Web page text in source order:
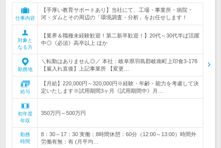
仕事内容
【手厚い教育サポートあり】当社にて、工場・事業所・病院・
河・ダムとその周辺の「環境調査・分析」をお任せします！
対象と
なる方
【業界＆職種未経験歓迎！第二新卒歓迎！】20代～30代半ば活躍
中◎《必須》高卒以上 ほか
勤務地
＼転勤はありません◎／ 本社：岐阜県羽島郡岐南町上印食3-178
【雇入れ直後】上記事業所 【変更…
給与
【月給】220,000円～320,000円※経験・年齢・能力を考慮して決
定いたします※試用期間3ヶ月《試用期間中》月…
初年度
年収
350万円～500万円
勤務
時間
8：30～17：30 実働：8時間休憩：60分（12:00～13:00）時間外
労働有無：有 (月平均…